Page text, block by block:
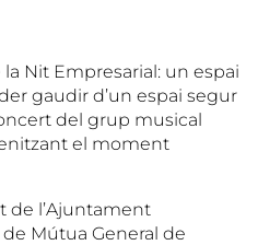
la Nit Empresarial: un espai
gaudir d’un espai segur
del grup musical
el moment
de l’Ajuntament
de Mútua General de